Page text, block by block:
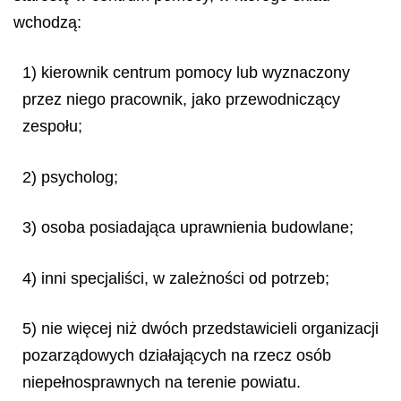
wchodzą:
1) kierownik centrum pomocy lub wyznaczony
przez niego pracownik, jako przewodniczący
zespołu;
2) psycholog;
3) osoba posiadająca uprawnienia budowlane;
4) inni specjaliści, w zależności od potrzeb;
5) nie więcej niż dwóch przedstawicieli organizacji
pozarządowych działających na rzecz osób
niepełnosprawnych na terenie powiatu.